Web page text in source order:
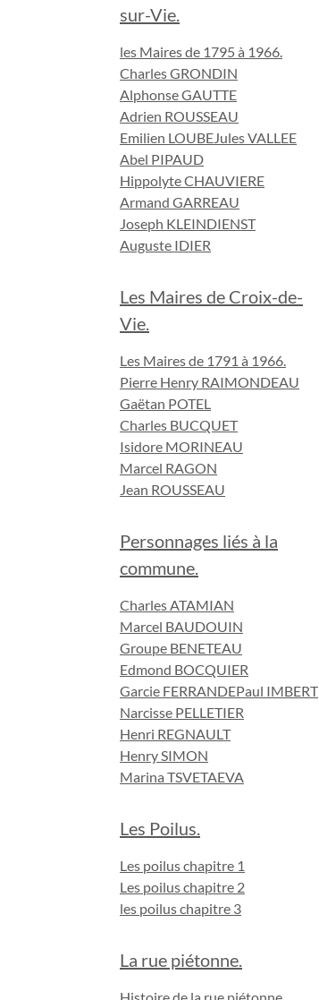
sur-Vie.
les Maires de 1795 à 1966.
Charles GRONDIN
Alphonse GAUTTE
Adrien ROUSSEAU
Emilien LOUBEJules VALLEE
Abel PIPAUD
Hippolyte CHAUVIERE
Armand GARREAU
Joseph KLEINDIENST
Auguste IDIER
Les Maires de Croix-de-
Vie.
Les Maires de 1791 à 1966.
Pierre Henry RAIMONDEAU
Gaëtan POTEL
Charles BUCQUET
Isidore MORINEAU
Marcel RAGON
Jean ROUSSEAU
Personnages liés à la
commune.
Charles ATAMIAN
Marcel BAUDOUIN
Groupe BENETEAU
Edmond BOCQUIER
Garcie FERRANDEPaul IMBERT
Narcisse PELLETIER
Henri REGNAULT
Henry SIMON
Marina TSVETAEVA
Les Poilus.
Les poilus chapitre 1
Les poilus chapitre 2
les poilus chapitre 3
La rue piétonne.